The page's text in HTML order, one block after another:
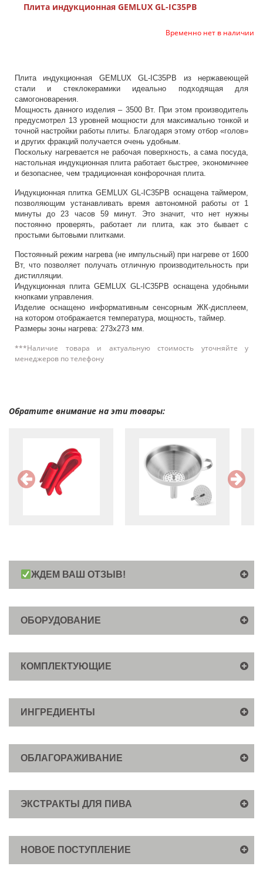
Плита индукционная GEMLUX GL-IC35PB
Временно нет в наличии
Плита индукционная GEMLUX GL-IC35PB из нержавеющей
стали и стеклокерамики идеально подходящая для
самогоноварения.
Мощность данного изделия – 3500 Вт. При этом производитель
предусмотрел 13 уровней мощности для максимально тонкой и
точной настройки работы плиты. Благодаря этому отбор «голов»
и других фракций получается очень удобным.
Поскольку нагревается не рабочая поверхность, а сама посуда,
настольная индукционная плита работает быстрее, экономичнее
и безопаснее, чем традиционная конфорочная плита.
Индукционная плитка GEMLUX GL-IC35PB оснащена таймером,
позволяющим устанавливать время автономной работы от 1
минуты до 23 часов 59 минут. Это значит, что нет нужны
постоянно проверять, работает ли плита, как это бывает с
простыми бытовыми плитками.
Постоянный режим нагрева (не импульсный) при нагреве от 1600
Вт, что позволяет получать отличную производительность при
дистилляции.
Индукционная плита GEMLUX GL-IC35PB оснащена удобными
кнопками управления.
Изделие оснащено информативным сенсорным ЖК-дисплеем,
на котором отображается температура, мощность, таймер.
Размеры зоны нагрева: 273х273 мм.
***Наличие товара и актуальную стоимость уточняйте у
менеджеров по телефону
Обратите внимание на эти товары:
ЖДЕМ ВАШ ОТЗЫВ!
ОБОРУДОВАНИЕ
КОМПЛЕКТУЮЩИЕ
ИНГРЕДИЕНТЫ
ОБЛАГОРАЖИВАНИЕ
ЭКСТРАКТЫ ДЛЯ ПИВА
НОВОЕ ПОСТУПЛЕНИЕ